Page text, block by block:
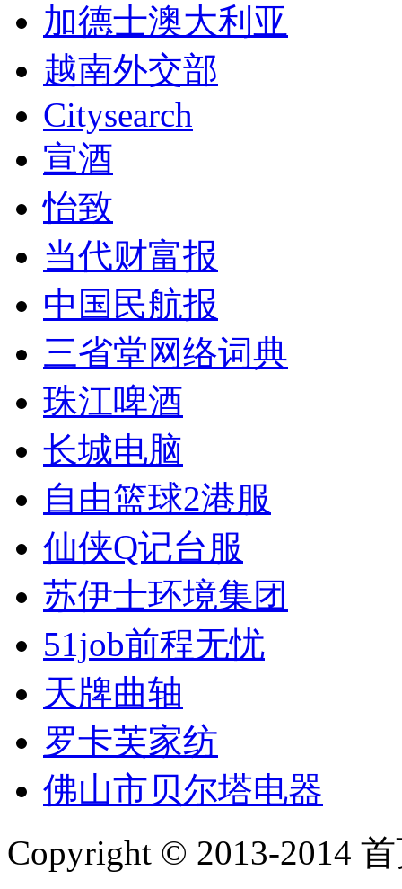
加德士澳大利亚
越南外交部
Citysearch
宣酒
怡致
当代财富报
中国民航报
三省堂网络词典
珠江啤酒
长城电脑
自由篮球2港服
仙侠Q记台服
苏伊士环境集团
51job前程无忧
天牌曲轴
罗卡芙家纺
佛山市贝尔塔电器
Copyright © 2013-2014